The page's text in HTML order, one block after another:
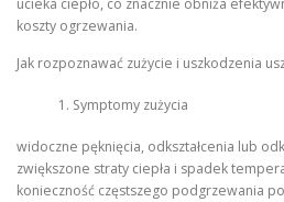
ucieka ciepło, co znacznie obniża
koszty ogrzewania.
Jak rozpoznawać zużycie i uszkodzenia
Symptomy zużycia
widoczne pęknięcia, odkształcenia lub
zwiększone straty ciepła i spadek
konieczność częstszego podgrzewania